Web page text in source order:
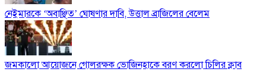
নেইমারকে ‘অবাঞ্ছিত’ ঘোষণার দাবি, উত্তাল ব্রাজিলের বেলেম
জমকালো আয়োজনে গোলরক্ষক ভোজিনহাকে বরণ করলো চিলির ক্লাব